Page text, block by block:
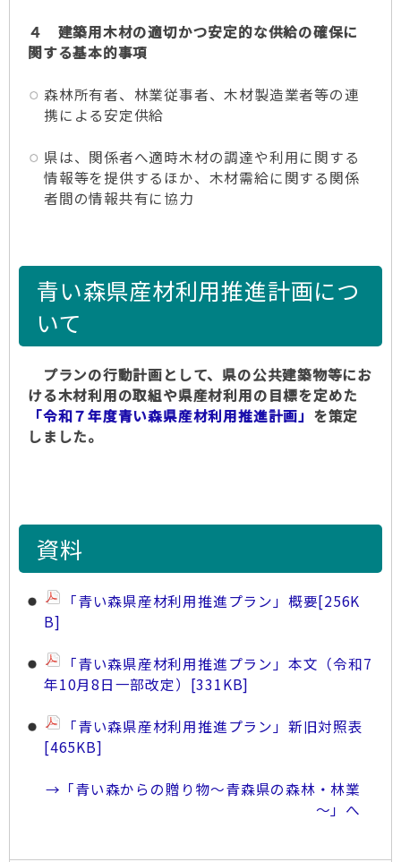
４ 建築用木材の適切かつ安定的な供給の確保に
関する基本的事項
森林所有者、林業従事者、木材製造業者等の連
携による安定供給
県は、関係者へ適時木材の調達や利用に関する
情報等を提供するほか、木材需給に関する関係
者間の情報共有に協力
青い森県産材利用推進計画につ
いて
プランの行動計画として、県の公共建築物等にお
ける木材利用の取組や県産材利用の目標を定めた
「令和７年度青い森県産材利用推進計画」 を策定
しました。
資料
「青い森県産材利用推進プラン」概要[256K
B]
「青い森県産材利用推進プラン」本文（令和7
年10月8日一部改定） [331KB]
「青い森県産材利用推進プラン」新旧対照表
[465KB]
→「青い森からの贈り物～青森県の森林・林業
～」へ